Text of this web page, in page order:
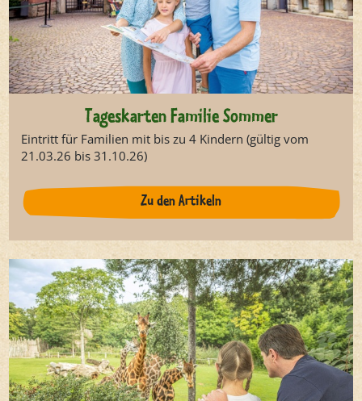
Tageskarten Familie Sommer
Eintritt für Familien mit bis zu 4 Kindern (gültig vom
21.03.26 bis 31.10.26)
Zu den Artikeln